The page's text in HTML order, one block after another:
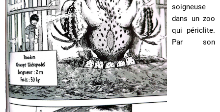
soigneuse
dans un zoo
qui périclite.
Par son